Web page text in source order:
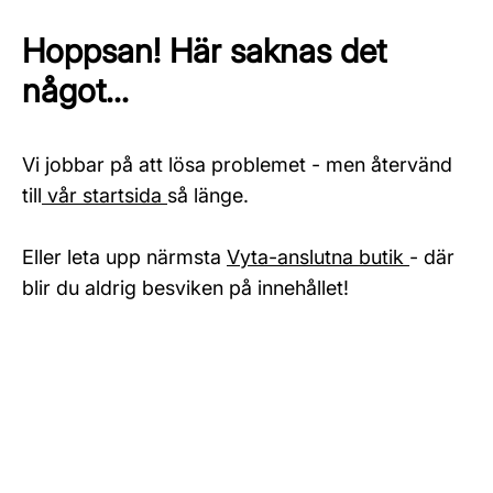
Hoppsan! Här saknas det
något...
Vi jobbar på att lösa problemet - men återvänd
till vår startsida så länge.
Eller leta upp närmsta Vyta-anslutna butik - där
blir du aldrig besviken på innehållet!